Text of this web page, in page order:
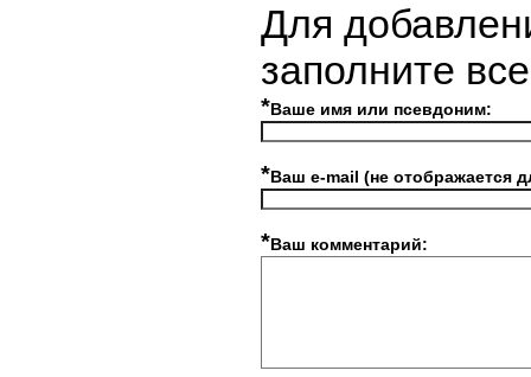
Для
заполните
*Ваше имя или псевдоним:
*Ваш e-mail (не отображается
*Ваш комментарий: